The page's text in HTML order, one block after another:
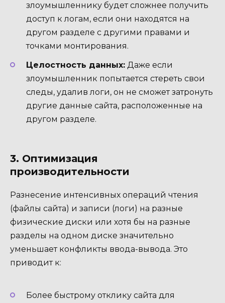
злоумышленнику будет сложнее получить
доступ к логам, если они находятся на
другом разделе с другими правами и
точками монтирования.
Целостность данных: Даже если
злоумышленник попытается стереть свои
следы, удалив логи, он не сможет затронуть
другие данные сайта, расположенные на
другом разделе.
3. Оптимизация
производительности
Разнесение интенсивных операций чтения
(файлы сайта) и записи (логи) на разные
физические диски или хотя бы на разные
разделы на одном диске значительно
уменьшает конфликты ввода-вывода. Это
приводит к:
Более быстрому отклику сайта для